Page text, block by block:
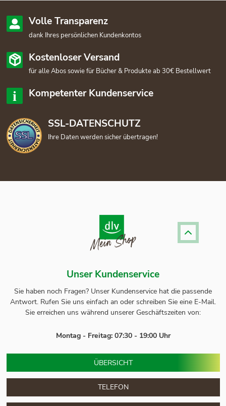
Volle Transparenz
dank Ihres persönlichen Kundenkontos
Kostenloser Versand
für alle Abos sowie für Bücher & Produkte ab 30€ Bestellwert
Kompetenter Kundenservice
SSL-DATENSCHUTZ
Ihre Daten werden sicher übertragen!
Unser Kundenservice
Sie haben noch Fragen? Unser Kundenservice hat die passende
Antwort. Rufen Sie uns einfach an oder schreiben Sie eine E-Mail.
Sie erreichen uns während unserer Geschäftszeiten von:
Montag - Freitag: 07:30 - 19:00 Uhr
ÜBERSICHT
TELEFON